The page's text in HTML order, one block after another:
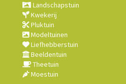
Landschapstuin
Kwekerij
Pluktuin
Modeltuinen
Liefhebberstuin
Beeldentuin
Theetuin
Moestuin